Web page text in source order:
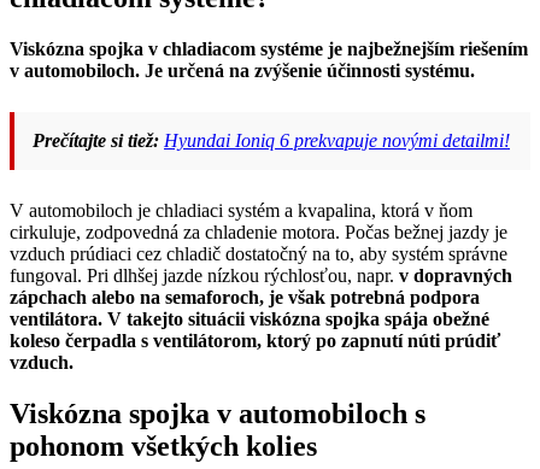
Viskózna spojka v chladiacom systéme je najbežnejším riešením
v automobiloch. Je určená na zvýšenie účinnosti systému.
Prečítajte si tiež: Hyundai Ioniq 6 prekvapuje novými detailmi!
V automobiloch je chladiaci systém a kvapalina, ktorá v ňom
cirkuluje, zodpovedná za chladenie motora. Počas bežnej jazdy je
vzduch prúdiaci cez chladič dostatočný na to, aby systém správne
fungoval. Pri dlhšej jazde nízkou rýchlosťou, napr. v dopravných
zápchach alebo na semaforoch, je však potrebná podpora
ventilátora. V takejto situácii viskózna spojka spája obežné
koleso čerpadla s ventilátorom, ktorý po zapnutí núti prúdiť
vzduch.
Viskózna spojka v automobiloch s
pohonom všetkých kolies